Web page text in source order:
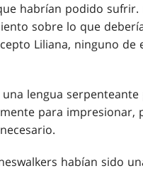
habrían podido sufrir.
sobre lo que
Liliana, ninguno de
una lengua
para impresionar,
habían sido